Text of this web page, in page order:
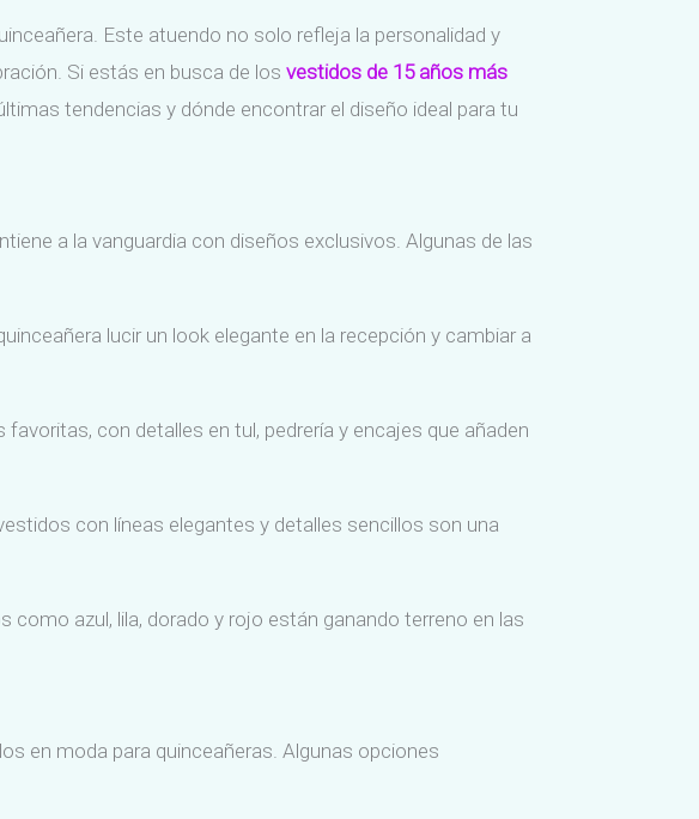
Este atuendo no solo refleja la personalidad y
Si estás en busca de los vestidos de 15 años más
tendencias y dónde encontrar el diseño ideal para tu
a la vanguardia con diseños exclusivos. Algunas de las
lucir un look elegante en la recepción y cambiar a
con detalles en tul, pedrería y encajes que añaden
con líneas elegantes y detalles sencillos son una
como azul, lila, dorado y rojo están ganando terreno en las
en moda para quinceañeras. Algunas opciones